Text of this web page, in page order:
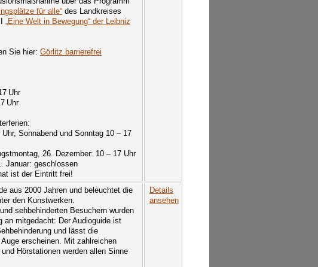
für alle“des Landkreises
„Eine Welt in Bewegung“ der Leibniz
Sie hier: Görlitz barrierefrei
Uhr
Uhr
Sonnabend und Sonntag 10 – 17
26. Dezember: 10 – 17 Uhr
Januar: geschlossen
ist der Eintritt frei!
aus 2000 Jahren und beleuchtet die
den Kunstwerken.
sehbehinderten Besuchern wurden
an mitgedacht: Der Audioguide ist
und lässt die
erscheinen. Mit zahlreichen
Hörstationen werden allen Sinne
Details
ansehen